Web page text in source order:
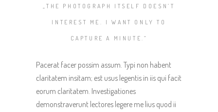
„THE PHOTOGRAPH ITSELF DOESN’T
INTEREST ME. I WANT ONLY TO
CAPTURE A MINUTE.“
Pacerat facer possim assum. Typi non habent
claritatem insitam; est usus legentis in iis qui facit
eorum claritatem. Investigationes
demonstraverunt lectores legere me lius quod ii